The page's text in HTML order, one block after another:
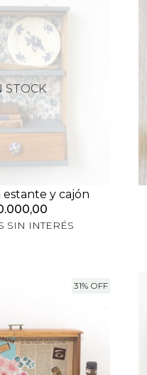
STOCK
estante y cajón
SIN INTERÉS
31% OFF